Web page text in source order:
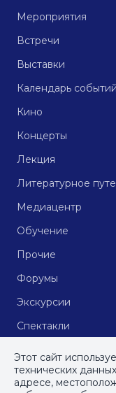
Мероприятия
Встречи
Выставки
Календарь событий
Кино
Концерты
Лекция
Литературное
Медиацентр
Обучение
Прочие
Форумы
Экскурсии
Спектакли
Этот сайт
технических
адресе,